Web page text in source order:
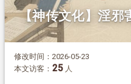
【神传文化】淫邪
修改时间：2026-05-23
本文访客： 25 人